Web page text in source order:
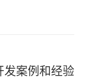
发案例和经验